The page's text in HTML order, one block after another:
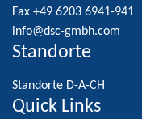
Fax +49 6203 6941-941
info@dsc-gmbh.com
Standorte
Standorte D-A-CH
Quick Links